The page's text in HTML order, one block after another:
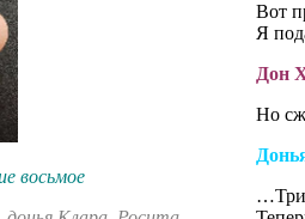
восьмое
Вот
Я
Дон
Но
…Три